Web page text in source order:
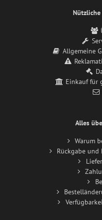
Allgemeine
Einkauf für
Alles
Warum
Rückgabe und